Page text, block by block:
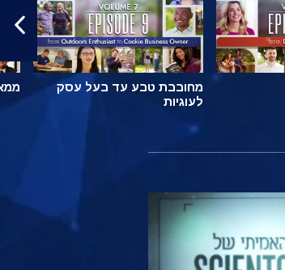
מחובבת טבע עד בעל עסק
לעוגיות